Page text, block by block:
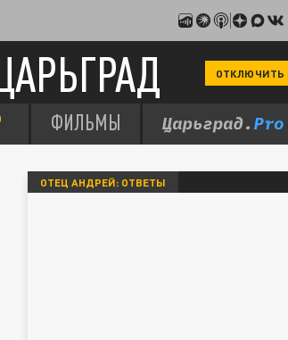
ОТКЛЮЧИТЬ
ФИЛЬМЫ
ОТЕЦ АНДРЕЙ: ОТВЕТЫ